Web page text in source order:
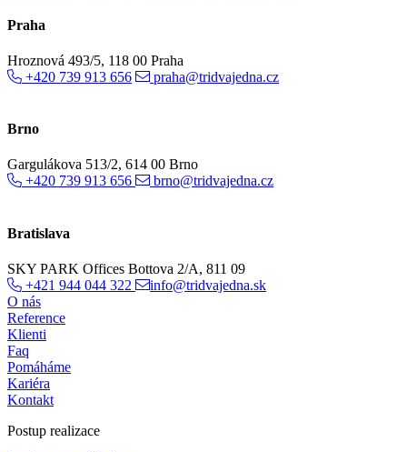
Praha
Hroznová 493/5, 118 00 Praha
+420 739 913 656
praha@tridvajedna.cz
Brno
Gargulákova 513/2, 614 00 Brno
+420 739 913 656
brno@tridvajedna.cz
Bratislava
SKY PARK Offices Bottova 2/A, 811 09
+421 944 044 322
info@tridvajedna.sk
O nás
Reference
Klienti
Faq
Pomáháme
Kariéra
Kontakt
Postup realizace